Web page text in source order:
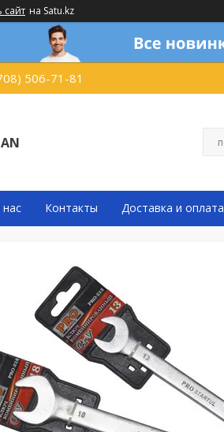
сайт на Satu.kz
506-71-81
Контакты Доставка и оплата